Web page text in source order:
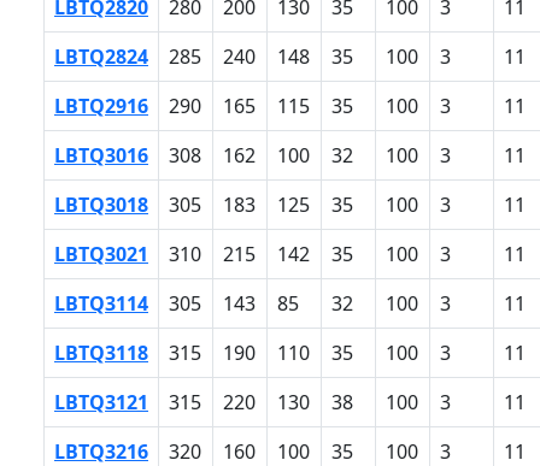
LBTQ2820
280 200 130 35 100 3
11
LBTQ2824
285 240 148 35 100 3
11
LBTQ2916
290 165 115 35 100 3
11
LBTQ3016
308 162 100 32 100 3
11
LBTQ3018
305 183 125 35 100 3
11
LBTQ3021
310 215 142 35 100 3
11
LBTQ3114
305 143 85 32 100 3
11
LBTQ3118
315 190 110 35 100 3
11
LBTQ3121
315 220 130 38 100 3
11
LBTQ3216
320 160 100 35 100 3
11